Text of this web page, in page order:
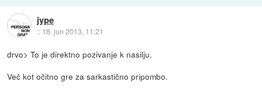
jype
:: 18. jun 2013, 11:21
drvo> To je direktno pozivanje k nasilju.
Več kot očitno gre za sarkastično pripombo.